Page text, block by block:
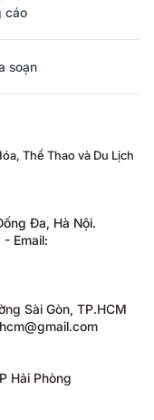
cáo
soạn
Thể Thao và Du Lịch
Đa, Hà Nội.
Email:
Sài Gòn, TP.HCM
Hải Phòng